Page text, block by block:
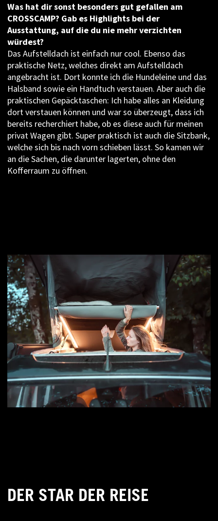
Was hat dir sonst besonders gut gefallen am
CROSSCAMP? Gab es Highlights bei der
Ausstattung, auf die du nie mehr verzichten
würdest?
Das Aufstelldach ist einfach nur cool. Ebenso das
praktische Netz, welches direkt am Aufstelldach
angebracht ist. Dort konnte ich die Hundeleine und das
Halsband sowie ein Handtuch verstauen. Aber auch die
praktischen Gepäcktaschen: Ich habe alles an Kleidung
dort verstauen können und war so überzeugt, dass ich
bereits recherchiert habe, ob es diese auch für meinen
privat Wagen gibt. Super praktisch ist auch die Sitzbank,
welche sich bis nach vorn schieben lässt. So kamen wir
an die Sachen, die darunter lagerten, ohne den
Kofferraum zu öffnen.
DER STAR DER REISE